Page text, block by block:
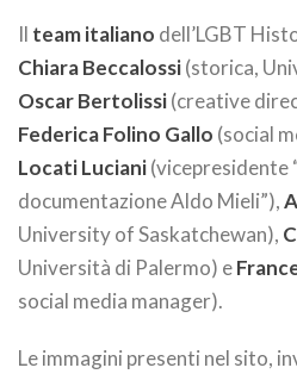
Il team italiano dell’LGBT
Chiara Beccalossi(storica,
Oscar Bertolissi(creative
Federica Folino Gallo (social
Locati Luciani(vicepresidente
documentazione Aldo Mieli”),
University of Saskatchewan),
Università di Palermo) e
social media manager).
Le immagini presenti nel sito,